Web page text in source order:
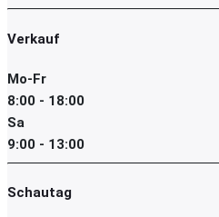
Verkauf
Mo-Fr
8:00 - 18:00
Sa
9:00 - 13:00
Schautag